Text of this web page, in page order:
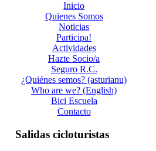
Inicio
Quienes Somos
Noticias
Participa!
Actividades
Hazte Socio/a
Seguro R.C.
¿Quiénes semos? (asturianu)
Who are we? (English)
Bici Escuela
Contacto
Salidas cicloturistas